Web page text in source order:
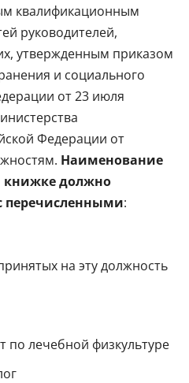
квалификационным
руководителей,
утвержденным приказом
и социального
от 23 июля
Федерации от
Наименование
книжке должно
перечисленными:
на эту должность
по лечебной физкультуре